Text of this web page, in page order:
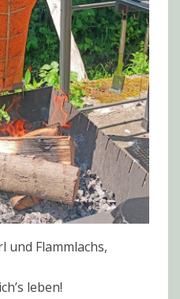
und Flammlachs,
leben!